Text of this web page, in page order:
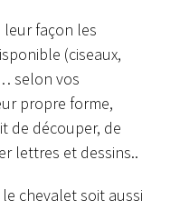
leur façon les
(ciseaux,
selon vos
propre forme,
de découper, de
lettres et dessins..
chevalet soit aussi